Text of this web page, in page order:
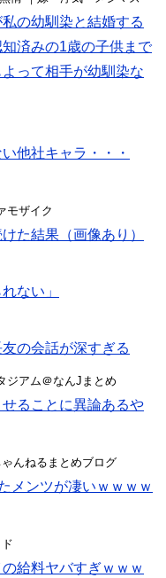
の幼馴染と結婚する
済みの1歳の子供まで
って相手が幼馴染な
他社キャラ・・・
モザイク
た結果（画像あり）
ない」
の会話が深すぎる
ジアム＠なんJまとめ
ることに異論あるや
んねるまとめブログ
メンツが凄いｗｗｗｗ
給料ヤバすぎｗｗｗ